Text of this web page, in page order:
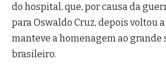
do hospital, que, por causa da
para Oswaldo Cruz, depois voltou
manteve a homenagem ao
brasileiro.